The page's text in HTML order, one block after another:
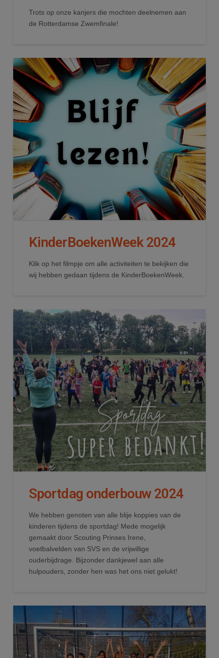
Trots op onze kanjers die mochten deelnemen aan
de Rotterdamse Zwemfinale!
KinderBoekenWeek 2024
Klik op het filmpje om alle activiteiten te bekijken die
wij hebben gedaan tijdens de KinderBoekenWeek.
Sportdag onderbouw 2024
We hebben genoten van alle blije koppies van de
kinderen tijdens de sportdag! Mede mogelijk
gemaakt door Scouting Prinses Irene,
voetbalvelden van SVS en de vrijwillige
ouderbijdrage. Bijzonder dankjewel aan alle
hulpouders, zonder hen was het ons niet gelukt!